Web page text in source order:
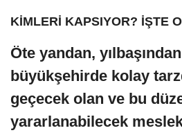
KİMLERİ KAPSIYOR? İŞTE
Öte yandan,
büyükşehirde kolay
geçecek olan ve bu
yararlanabilecek